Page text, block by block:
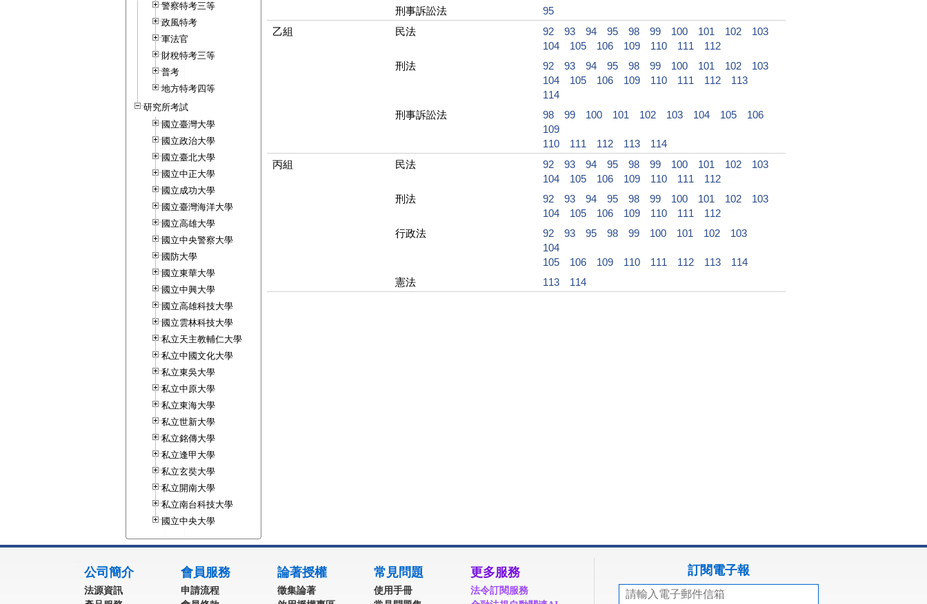
警察特考三等
政風特考
軍法官
財稅特考三等
普考
地方特考四等
研究所考試
國立臺灣大學
國立政治大學
國立臺北大學
國立中正大學
國立成功大學
國立臺灣海洋大學
國立高雄大學
國立中央警察大學
國防大學
國立東華大學
國立中興大學
國立高雄科技大學
國立雲林科技大學
私立天主教輔仁大學
私立中國文化大學
私立東吳大學
私立中原大學
私立東海大學
私立世新大學
私立銘傳大學
私立逢甲大學
私立玄奘大學
私立開南大學
私立南台科技大學
國立中央大學
刑事訴訟法
95
乙組
民法 92 93 94 95 98 99 100 101 102
103
104
105 106 109 110 111
112
刑法
92 93 94 95 98 99 100 101 102
103
104
105 106 109 110 111 112
113
114
刑事訴訟法
98 99 100 101 102 103 104 105
106
109
110
111 112 113
114
丙組
民法 92 93 94 95 98 99 100 101 102
103
104
105 106 109 110 111
112
刑法
92 93 94 95 98 99 100 101 102
103
104
105 106 109 110 111
112
行政法
92 93 95 98 99 100 101 102
103
104
105
106 109 110 111 112 113
114
憲法
113 114
公司簡介
法源資訊
會員服務
申請流程
論著授權
徵集論著
常見問題
使用手冊
更多服務
法令訂閱服務
訂閱電子報